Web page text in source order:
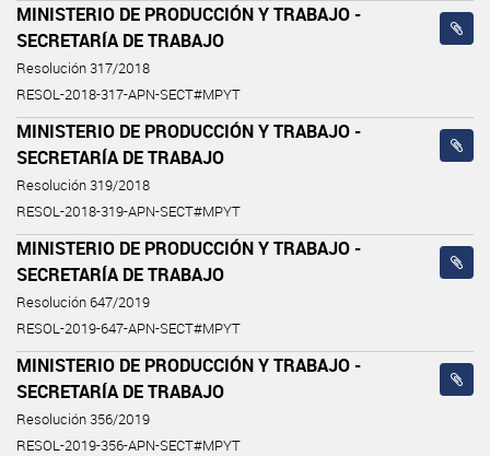
MINISTERIO DE PRODUCCIÓN Y TRABAJO -
SECRETARÍA DE TRABAJO
Resolución 317/2018
RESOL-2018-317-APN-SECT#MPYT
MINISTERIO DE PRODUCCIÓN Y TRABAJO -
SECRETARÍA DE TRABAJO
Resolución 319/2018
RESOL-2018-319-APN-SECT#MPYT
MINISTERIO DE PRODUCCIÓN Y TRABAJO -
SECRETARÍA DE TRABAJO
Resolución 647/2019
RESOL-2019-647-APN-SECT#MPYT
MINISTERIO DE PRODUCCIÓN Y TRABAJO -
SECRETARÍA DE TRABAJO
Resolución 356/2019
RESOL-2019-356-APN-SECT#MPYT